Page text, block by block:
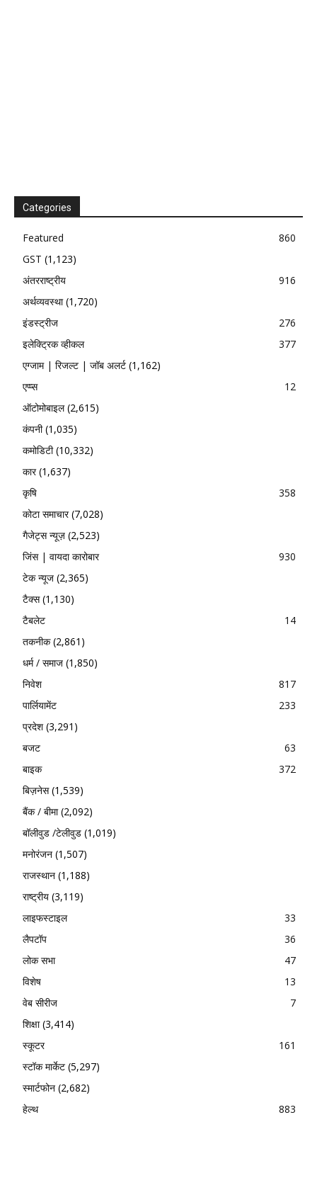
Categories
Featured
860
GST (1,123)
अंतरराष्ट्रीय
916
अर्थव्यवस्था(1,720)
इंडस्ट्रीज
276
इलेक्ट्रिक व्हीकल
377
एग्जाम | रिजल्ट | जॉब अलर्ट (1,162)
एप्प्स
12
ऑटोमोबाइल(2,615)
कंपनी(1,035)
कमोडिटी(10,332)
कार(1,637)
कृषि
358
कोटा समाचार(7,028)
गैजेट्स न्यूज़ (2,523)
जिंस | वायदा कारोबार
930
टेक न्यूज (2,365)
टैक्स(1,130)
टैबलेट
14
तकनीक(2,861)
धर्म / समाज (1,850)
निवेश
817
पार्लियामेंट
233
प्रदेश(3,291)
बजट
63
बाइक
372
बिज़नेस(1,539)
बैंक / बीमा(2,092)
बॉलीवुड /टेलीवुड (1,019)
मनोरंजन (1,507)
राजस्थान (1,188)
राष्ट्रीय (3,119)
लाइफस्टाइल
33
लैपटॉप
36
लोक सभा
47
विशेष
13
वेब सीरीज
7
शिक्षा(3,414)
स्कूटर
161
स्टॉक मार्केट (5,297)
स्मार्टफोन (2,682)
हेल्थ
883